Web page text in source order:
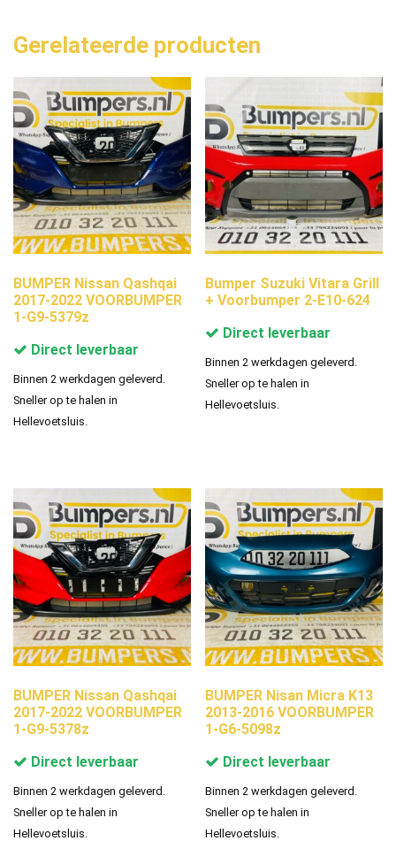
Gerelateerde producten
BUMPER Nissan Qashqai
2017-2022 VOORBUMPER
1-G9-5379z
Direct leverbaar
Binnen 2 werkdagen geleverd.
Sneller op te halen in
Hellevoetsluis.
Bumper Suzuki Vitara Grill
+ Voorbumper 2-E10-624
Direct leverbaar
Binnen 2 werkdagen geleverd.
Sneller op te halen in
Hellevoetsluis.
BUMPER Nissan Qashqai
2017-2022 VOORBUMPER
1-G9-5378z
Direct leverbaar
Binnen 2 werkdagen geleverd.
Sneller op te halen in
Hellevoetsluis.
BUMPER Nisan Micra K13
2013-2016 VOORBUMPER
1-G6-5098z
Direct leverbaar
Binnen 2 werkdagen geleverd.
Sneller op te halen in
Hellevoetsluis.